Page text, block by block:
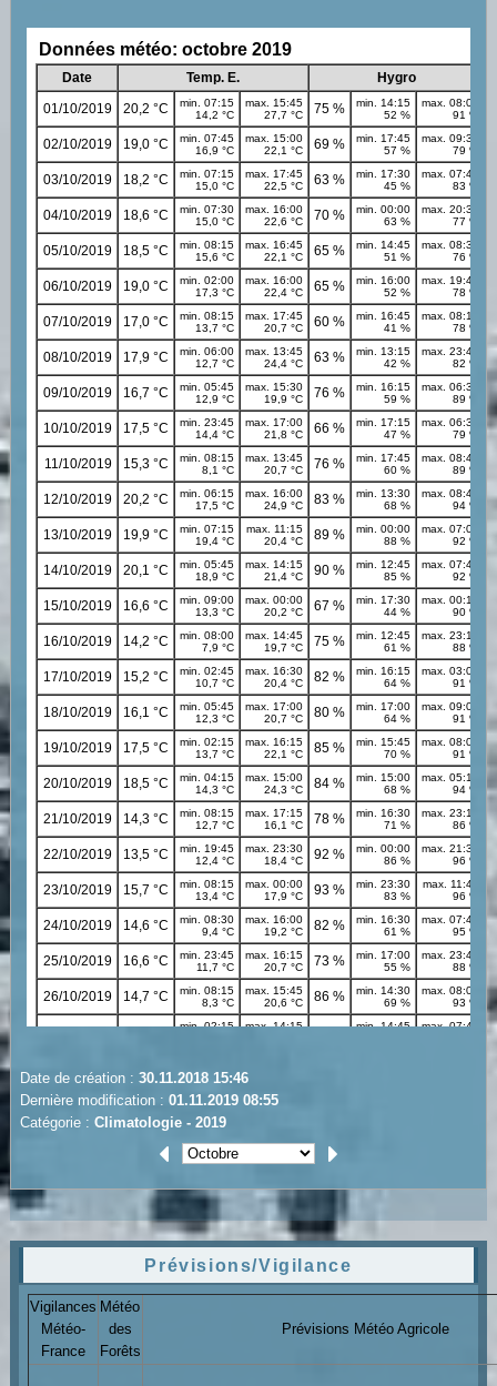
Date de création : 30.11.2018 15:46
Dernière modification : 01.11.2019 08:55
Catégorie : Climatologie - 2019
Prévisions/Vigilance
Vigilances
Météo-
France
Météo
des
Forêts
Prévisions Météo Agricole